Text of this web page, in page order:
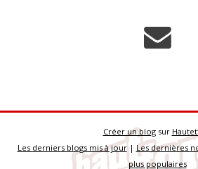
Créer un blogsur
Les derniers blogs mis à jour| Les dernières
plus populaires